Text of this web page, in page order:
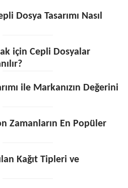
Dosya Tasarımı Nasıl
için Cepli Dosyalar
ile Markanızın Değerini
Zamanların En Popüler
Kağıt Tipleri ve